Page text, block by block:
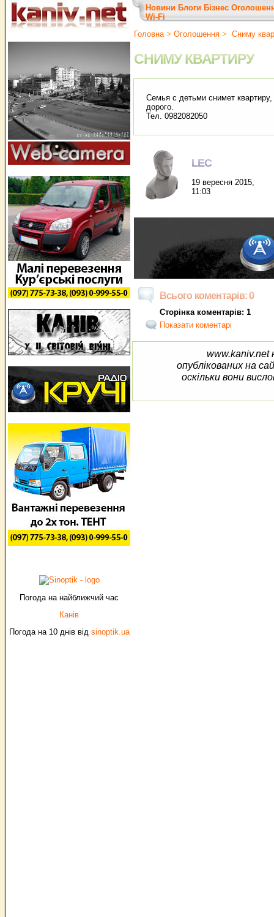
Погода на найближчий час
Канів
Погода на 10 днів від sinoptik.ua
Новини Блоги Бізнес
Wi-Fi
Головна> Оголошення > Сниму
СНИМУ КВАРТИРУ
Семья с детьми снимет
дорого.
Тел. 0982082050
LEC
19 вересня 2015,
11:03
Всього коментарів: 0
Сторінка коментарів: 1
Показати коментарі
www.kaniv.net
опублікованих на
оскільки вони